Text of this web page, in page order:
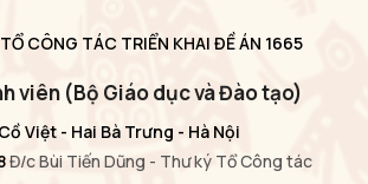
TỔ CÔNG TÁC TRIỂN KHAI ĐỀ ÁN 1665
viên (Bộ Giáo dục và Đào tạo)
Việt - Hai Bà Trưng - Hà Nội
Đ/c Bùi Tiến Dũng - Thư ký Tổ Công tác